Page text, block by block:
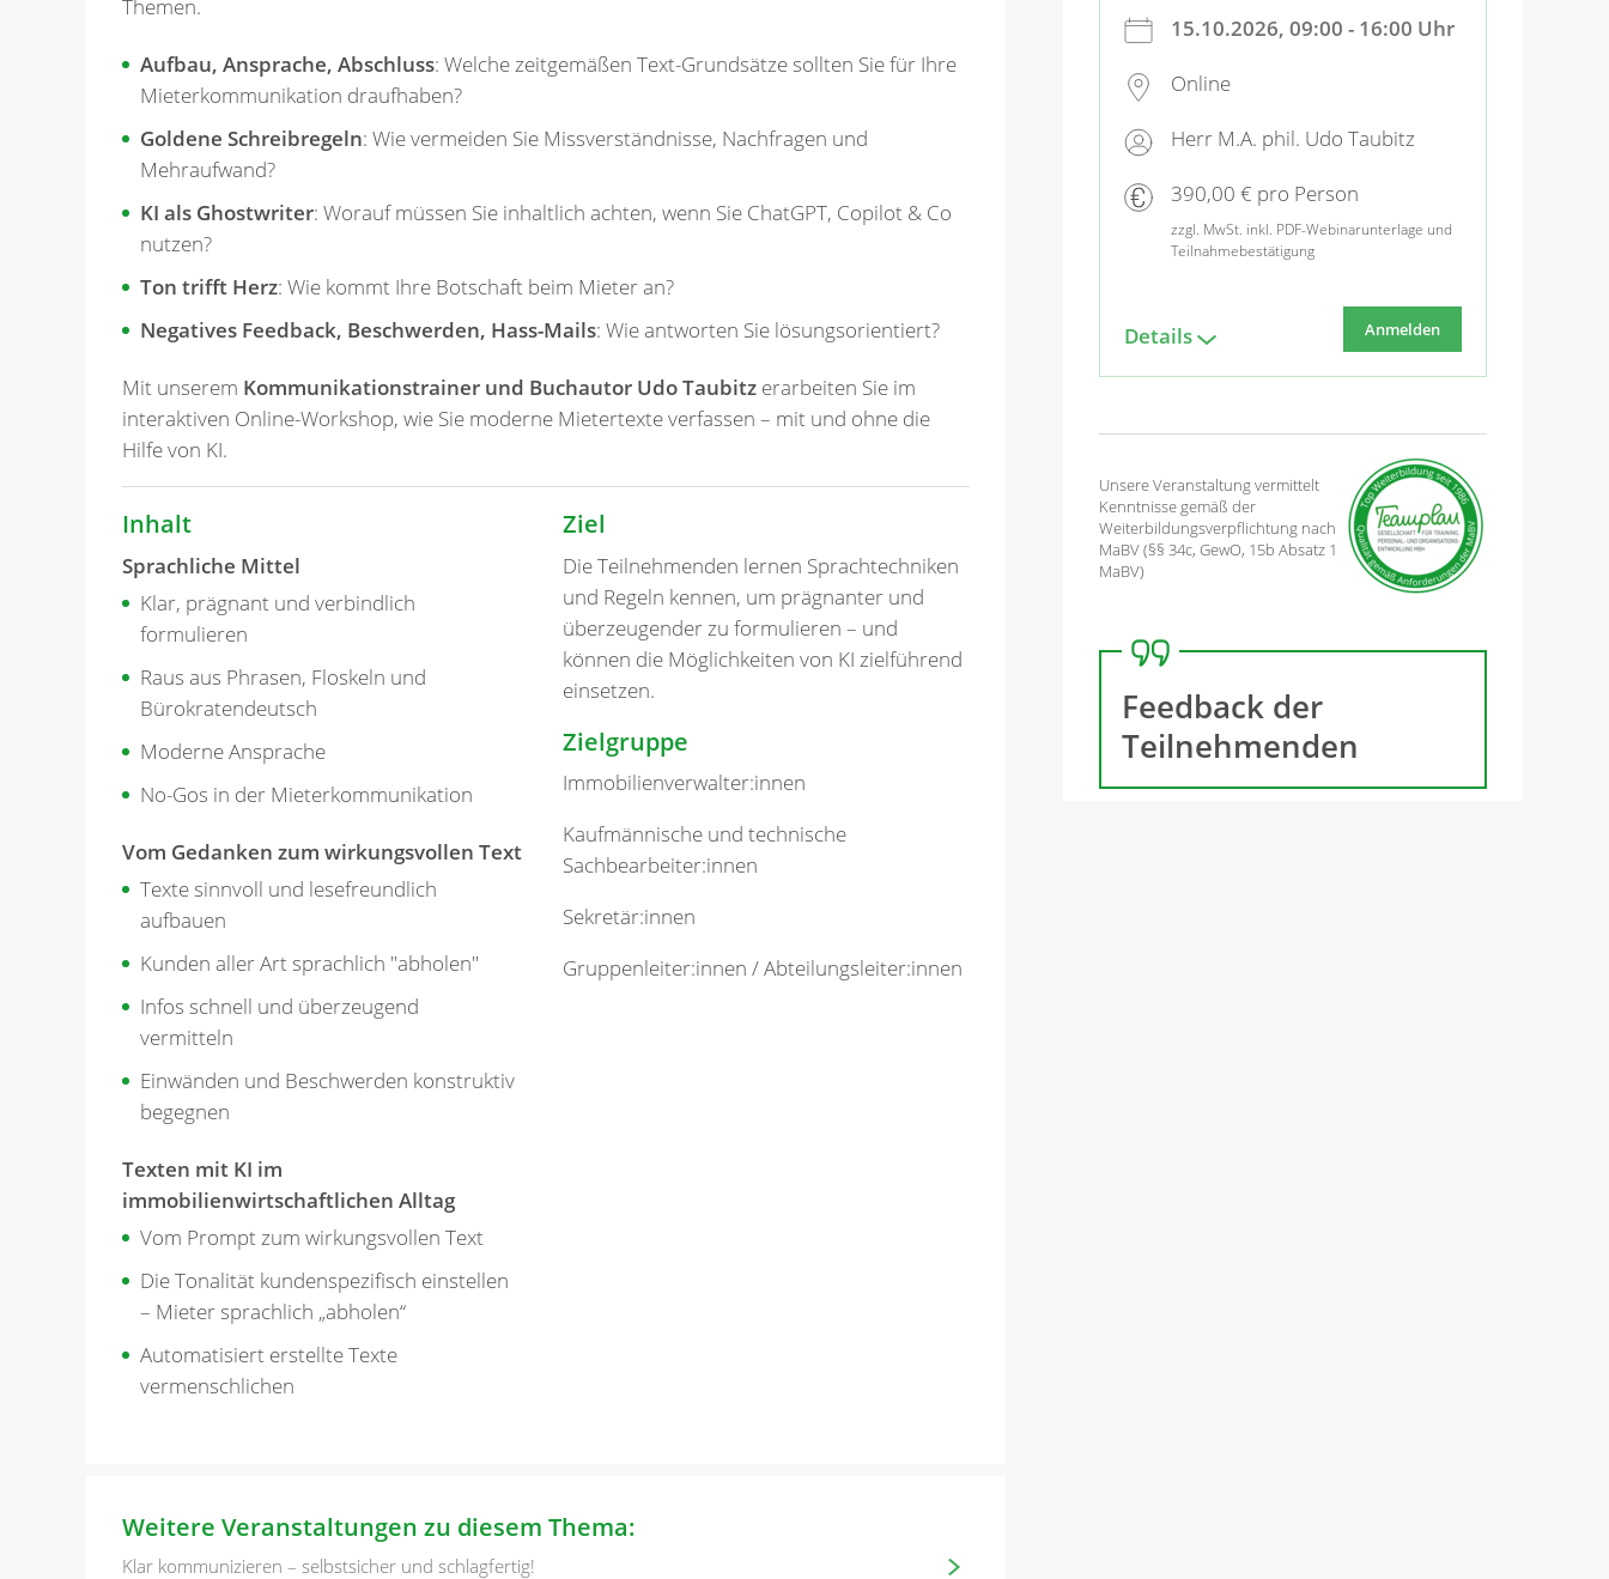
Themen.
Aufbau, Ansprache, Abschluss: Welche zeitgemäßen Text-Grundsätze sollten Sie für Ihre
Mieterkommunikation draufhaben?
Goldene Schreibregeln: Wie vermeiden Sie Missverständnisse, Nachfragen und
Mehraufwand?
KI als Ghostwriter: Worauf müssen Sie inhaltlich achten, wenn Sie ChatGPT, Copilot & Co
nutzen?
Ton trifft Herz: Wie kommt Ihre Botschaft beim Mieter an?
Negatives Feedback, Beschwerden, Hass-Mails: Wie antworten Sie lösungsorientiert?
Mit unserem Kommunikationstrainer und Buchautor Udo Taubitz erarbeiten Sie im
interaktiven Online-Workshop, wie Sie moderne Mietertexte verfassen – mit und ohne die
Hilfe von KI.
Inhalt
Sprachliche Mittel
Klar, prägnant und verbindlich
formulieren
Raus aus Phrasen, Floskeln und
Bürokratendeutsch
Moderne Ansprache
No-Gos in der Mieterkommunikation
Vom Gedanken zum wirkungsvollen Text
Texte sinnvoll und lesefreundlich
aufbauen
Kunden aller Art sprachlich "abholen"
Infos schnell und überzeugend
vermitteln
Einwänden und Beschwerden konstruktiv
begegnen
Texten mit KI im
immobilienwirtschaftlichen Alltag
Vom Prompt zum wirkungsvollen Text
Die Tonalität kundenspezifisch einstellen
– Mieter sprachlich „abholen“
Automatisiert erstellte Texte
vermenschlichen
Ziel
Die Teilnehmenden lernen Sprachtechniken
und Regeln kennen, um prägnanter und
überzeugender zu formulieren – und
können die Möglichkeiten von KI zielführend
einsetzen.
Zielgruppe
Immobilienverwalter:innen
Kaufmännische und technische
Sachbearbeiter:innen
Sekretär:innen
Gruppenleiter:innen / Abteilungsleiter:innen
Weitere Veranstaltungen zu diesem Thema:
Klar kommunizieren – selbstsicher und schlagfertig!
15.10.2026, 09:00 - 16:00 Uhr
Online
Herr M.A. phil. Udo Taubitz
390,00 € pro Person
zzgl. MwSt. inkl. PDF-Webinarunterlage und
Teilnahmebestätigung
Details Anmelden
Unsere Veranstaltung vermittelt
Kenntnisse gemäß der
Weiterbildungsverpflichtung nach
MaBV (§§ 34c, GewO, 15b Absatz 1
MaBV)
Feedback der
Teilnehmenden